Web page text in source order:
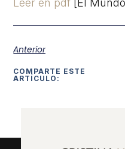
Anterior
COMPARTE ESTE
ARTÍCULO: